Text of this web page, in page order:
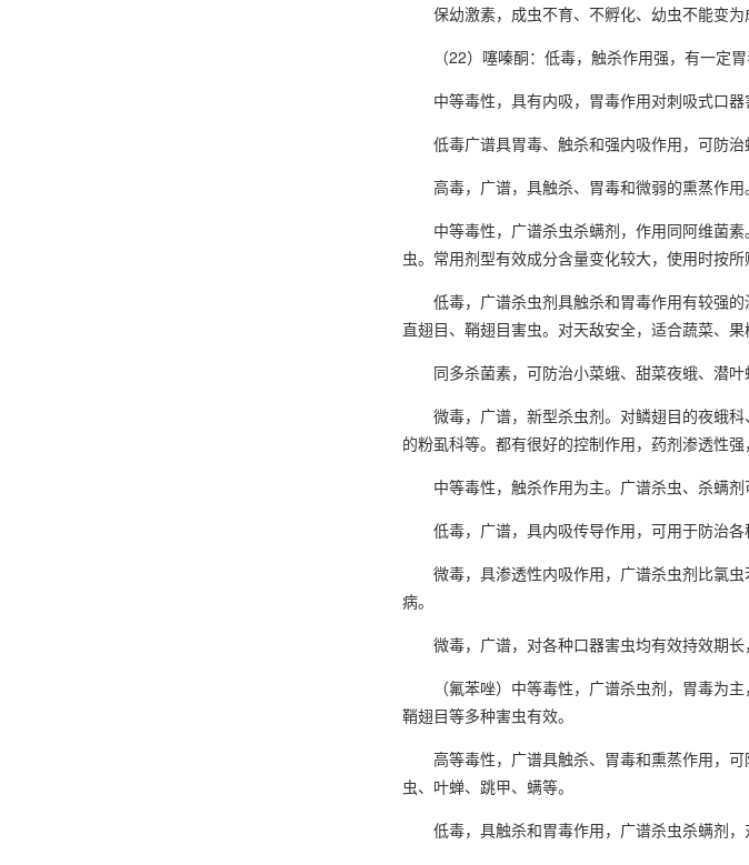
保幼激素，成虫不育、不孵化、幼虫不能变为
（22）噻嗪酮：低毒，触杀作用强，有一定胃
中等毒性，具有内吸，胃毒作用对刺吸式口器
低毒广谱具胃毒、触杀和强内吸作用，可防治
高毒，广谱，具触杀、胃毒和微弱的熏蒸作用
中等毒性，广谱杀虫杀螨剂，作用同阿维菌素
虫。常用剂型有效成分含量变化较大，使用时按所
低毒，广谱杀虫剂具触杀和胃毒作用有较强的
直翅目、鞘翅目害虫。对天敌安全，适合蔬菜、果
同多杀菌素，可防治小菜蛾、甜菜夜蛾、潜叶
微毒，广谱，新型杀虫剂。对鳞翅目的夜蛾科
的粉虱科等。都有很好的控制作用，药剂渗透性强
中等毒性，触杀作用为主。广谱杀虫、杀螨剂
低毒，广谱，具内吸传导作用，可用于防治各
微毒，具渗透性内吸作用，广谱杀虫剂比氯虫
病。
微毒，广谱，对各种口器害虫均有效持效期长
（氟苯唑）中等毒性，广谱杀虫剂，胃毒为主
鞘翅目等多种害虫有效。
高等毒性，广谱具触杀、胃毒和熏蒸作用，可
虫、叶蝉、跳甲、螨等。
低毒，具触杀和胃毒作用，广谱杀虫杀螨剂，